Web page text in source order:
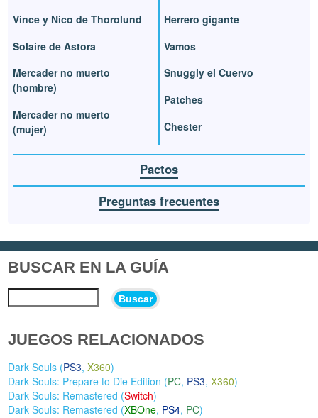
Vince y Nico de Thorolund
Solaire de Astora
Mercader no muerto
(hombre)
Mercader no muerto
(mujer)
Herrero gigante
Vamos
Snuggly el Cuervo
Patches
Chester
Pactos
Preguntas frecuentes
BUSCAR EN LA GUÍA
Buscar
JUEGOS RELACIONADOS
Dark Souls (PS3,X360)
Dark Souls: Prepare to Die Edition (PC, PS3,X360)
Dark Souls: Remastered (Switch)
Dark Souls: Remastered (XBOne, PS4, PC)